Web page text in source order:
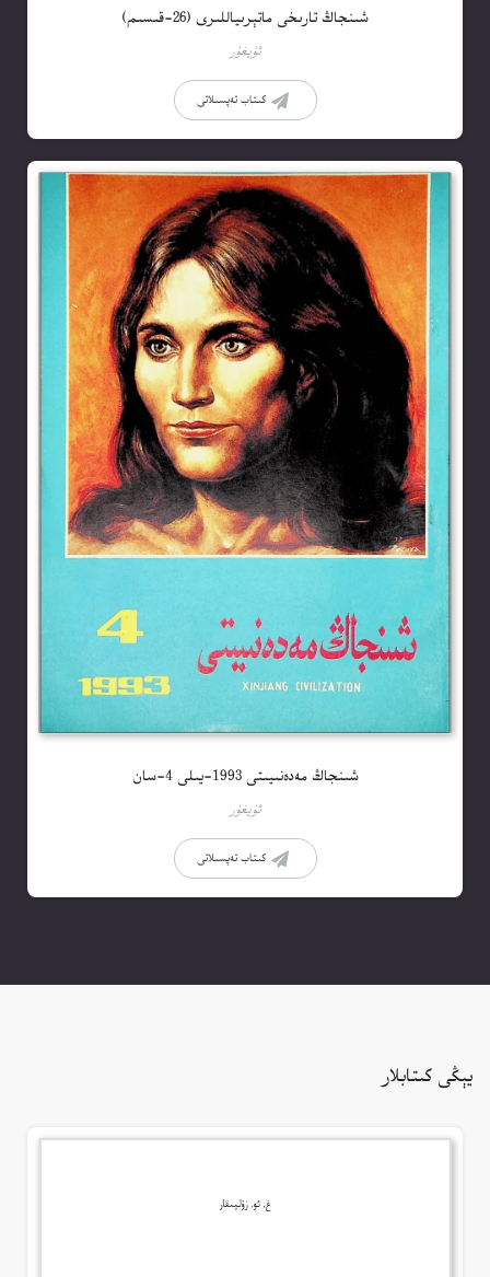
شىنجاڭ تارىخى ماتېرىياللىرى (26-قىسىم)
ئۇيغۇر
كىتاب تەپسىلاتى
شىنجاڭ مەدەنىيىتى 1993-يىلى 4-سان
ئۇيغۇر
كىتاب تەپسىلاتى
يېڭى كىتابلار